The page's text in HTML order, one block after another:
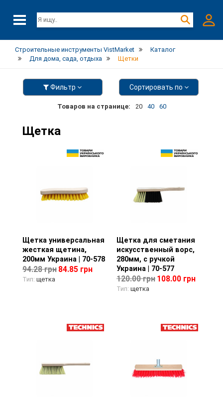
Строительные инструменты VistMarket
Каталог
Для дома, сада, отдыха
Щетки
Фильтр Сортировать по
Товаров на странице: 20 40 60
Щетка
Просмотр товара
Щетка универсальная
жесткая щетина,
200мм Украина | 70-578
94.28 грн 84.85 грн
Тип: щетка
Просмотр товара
Щетка для сметания
искусственный ворс,
280мм, с ручкой
Украина | 70-577
120.00 грн 108.00 грн
Тип: щетка